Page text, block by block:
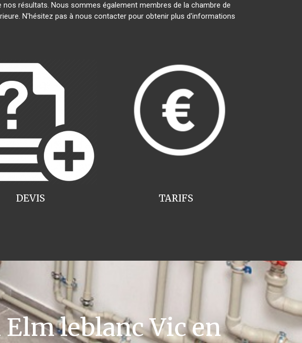
résultats. Nous sommes également membres de la chambre de
N'hésitez pas à nous contacter pour obtenir plus d'informations
TARIFS
DEVIS
leblanc Vic en